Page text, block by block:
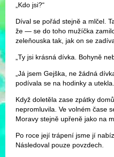
„Kdo jsi?“
Díval se pořád stejně a mlčel.
že — se do toho mužíčka
zeleňouska tak, jak on se
„Ty jsi krásná dívka. Bohyně
„Já jsem Gejška, ne žádná
podívala se na hodinky a utekla.
Když doletěla zase zpátky
nepromluvila. Ve volném čase
Moravy stejně upřeně jako na
Po roce její trápení jsme jí
Následoval pouze povzdech.